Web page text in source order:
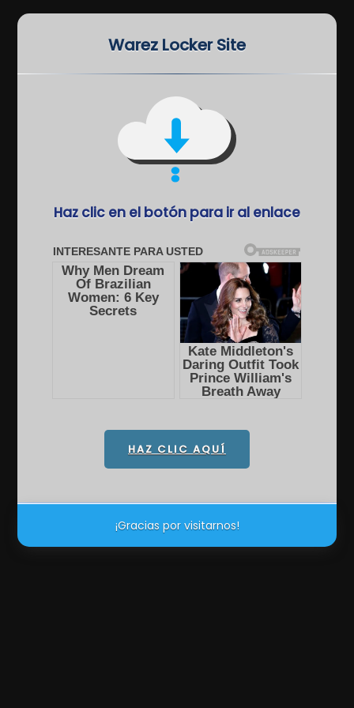
Warez Locker Site
Haz clic en el botón para ir al enlace
HAZ CLIC AQUÍ
¡Gracias por visitarnos!